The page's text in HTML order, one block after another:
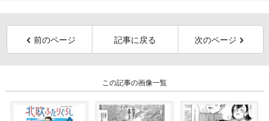
前のページ 記事に戻る 次のページ
この記事の画像一覧